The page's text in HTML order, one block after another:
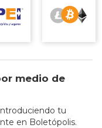
medio de
tu
en Boletópolis.